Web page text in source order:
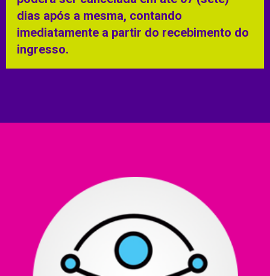
dias após a mesma, contando
imediatamente a partir do recebimento do
ingresso.